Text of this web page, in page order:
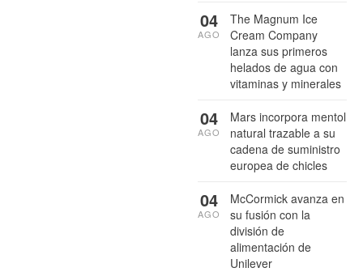
The Magnum Ice
Cream Company
lanza sus primeros
helados de agua con
vitaminas y minerales
04
AGO
Mars incorpora mentol
natural trazable a su
cadena de suministro
europea de chicles
04
AGO
McCormick avanza en
su fusión con la
división de
alimentación de
Unilever
04
AGO